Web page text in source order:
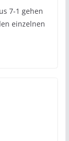
7-1 gehen
einzelnen